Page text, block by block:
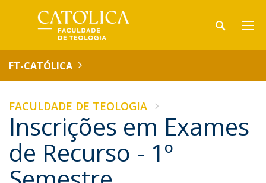
FT-CATÓLICA
FACULDADE DE TEOLOGIA
Inscrições em Exames
de Recurso - 1º